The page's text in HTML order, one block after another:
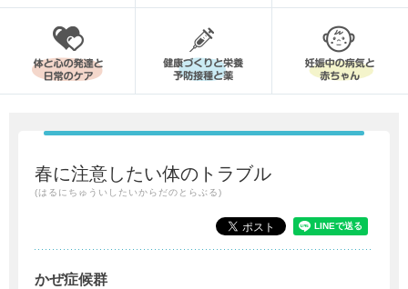
春に注意したい体のトラブル
(はるにちゅういしたいからだのとらぶる)
かぜ症候群